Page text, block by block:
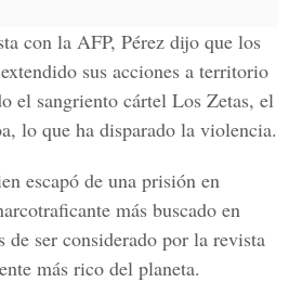
con la AFP, Pérez dijo que los
sus acciones a territorio
el sangriento cártel Los Zetas, el
lo que ha disparado la violencia.
escapó de una prisión en
más buscado en
de ser considerado por la revista
más rico del planeta.